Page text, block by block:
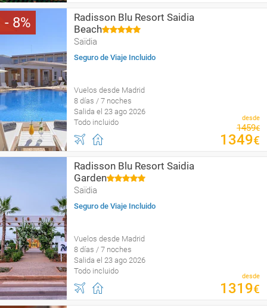
8
Radisson Blu Resort Saidia
Beach
Saïdia
Seguro de Viaje Incluido
Vuelos desde Madrid
8 días / 7 noches
Salida el 23 ago 2026
Todo incluido
desde
1459€
1349€
Radisson Blu Resort Saidia
Garden
Saïdia
Seguro de Viaje Incluido
Vuelos desde Madrid
8 días / 7 noches
Salida el 23 ago 2026
Todo incluido
desde
1319€